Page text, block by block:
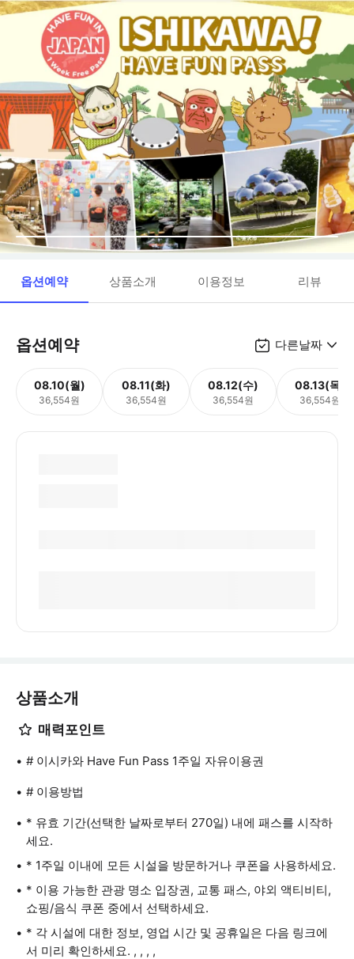
옵션예약 상품소개 이용정보 리뷰
옵션예약 다른날짜
08.10(월)
36,554원
08.11(화)
36,554원
08.12(수)
36,554원
08.13(목)
36,554원
상품소개
매력포인트
# 이시카와 Have Fun Pass 1주일 자유이용권
# 이용방법
* 유효 기간(선택한 날짜로부터 270일) 내에 패스를 시작하
세요.
* 1주일 이내에 모든 시설을 방문하거나 쿠폰을 사용하세요.
* 이용 가능한 관광 명소 입장권, 교통 패스, 야외 액티비티,
쇼핑/음식 쿠폰 중에서 선택하세요.
* 각 시설에 대한 정보, 영업 시간 및 공휴일은 다음 링크에
서 미리 확인하세요. , , , ,